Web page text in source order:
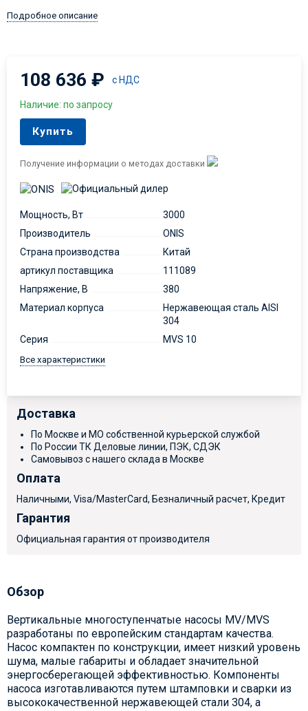
Подробное описание
108 636₽ с НДС
Наличие: по запросу
Купить
Получение информации о методах доставки
Мощность, Вт
3000
Производитель
ONIS
Страна производства
Китай
артикул поставщика
111089
Напряжение, В
380
Материал корпуса
Нержавеющая сталь AISI
304
Серия
MVS 10
Все характеристики
Доставка
По Москве и МО собственной курьерской службой
По России ТК Деловые линии, ПЭК, СДЭК
Самовывоз с нашего склада в Москве
Оплата
Наличными, Visa/MasterCard, Безналичный расчет, Кредит
Гарантия
Официальная гарантия от производителя
Обзор
Вертикальные многоступенчатые насосы MV/MVS
разработаны по европейским стандартам качества.
Насос компактен по конструкции, имеет низкий уровень
шума, малые габариты и обладает значительной
энергосберегающей эффективностью. Компоненты
насоса изготавливаются путем штамповки и сварки из
высококачественной нержавеющей стали 304, а